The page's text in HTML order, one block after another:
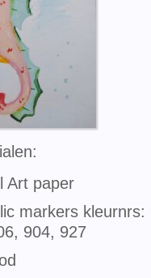
Art paper
markers
904, 927